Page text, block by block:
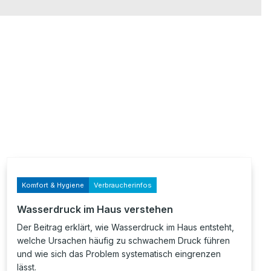
Komfort & Hygiene Verbraucherinfos
Wasserdruck im Haus verstehen
Der Beitrag erklärt, wie Wasserdruck im Haus entsteht,
welche Ursachen häufig zu schwachem Druck führen
und wie sich das Problem systematisch eingrenzen
lässt.